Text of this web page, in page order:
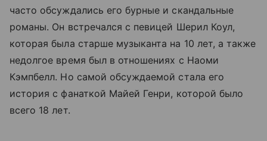
часто обсуждались его бурные и скандальные
романы. Он встречался с певицей Шерил Коул,
которая была старше музыканта на 10 лет, а также
недолгое время был в отношениях с Наоми
Кэмпбелл. Но самой обсуждаемой стала его
история с фанаткой Майей Генри, которой было
всего 18 лет.